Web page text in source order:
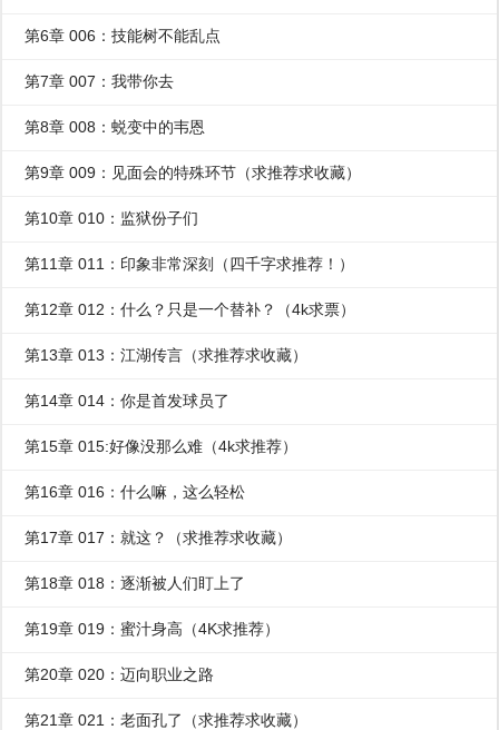
第6章 006：技能树不能乱点
第7章 007：我带你去
第8章 008：蜕变中的韦恩
第9章 009：见面会的特殊环节（求推荐求收藏）
第10章 010：监狱份子们
第11章 011：印象非常深刻（四千字求推荐！）
第12章 012：什么？只是一个替补？（4k求票）
第13章 013：江湖传言（求推荐求收藏）
第14章 014：你是首发球员了
第15章 015:好像没那么难（4k求推荐）
第16章 016：什么嘛，这么轻松
第17章 017：就这？（求推荐求收藏）
第18章 018：逐渐被人们盯上了
第19章 019：蜜汁身高（4K求推荐）
第20章 020：迈向职业之路
第21章 021：老面孔了（求推荐求收藏）